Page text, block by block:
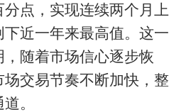
点，实现连续两个月上
近一年来最高值。这一
随着市场信心逐步恢
交易节奏不断加快，整
。